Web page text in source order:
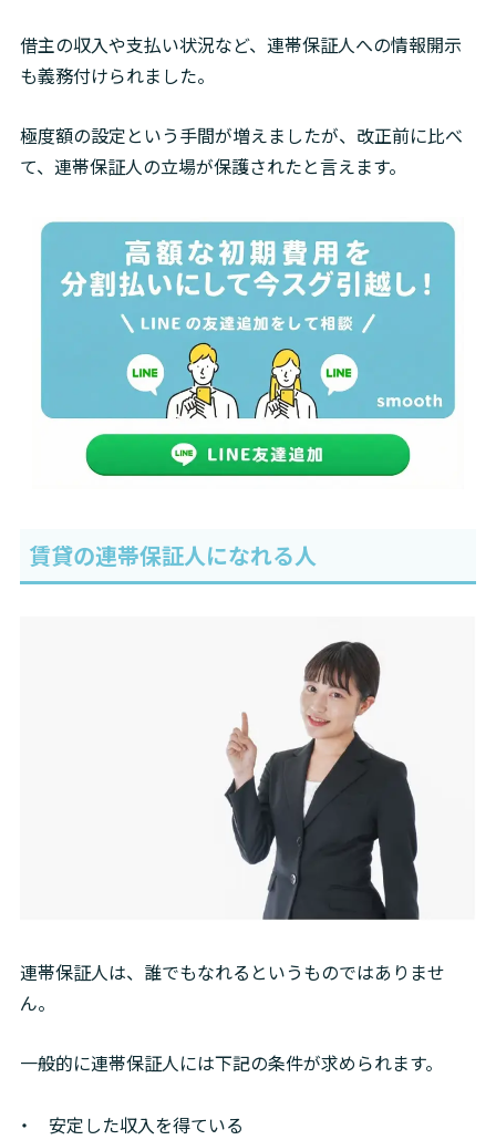
借主の収入や支払い状況など、連帯保証人への情報開示
も義務付けられました。
極度額の設定という手間が増えましたが、改正前に比べ
て、連帯保証人の立場が保護されたと言えます。
賃貸の連帯保証人になれる人
連帯保証人は、誰でもなれるというものではありませ
ん。
一般的に連帯保証人には下記の条件が求められます。
安定した収入を得ている